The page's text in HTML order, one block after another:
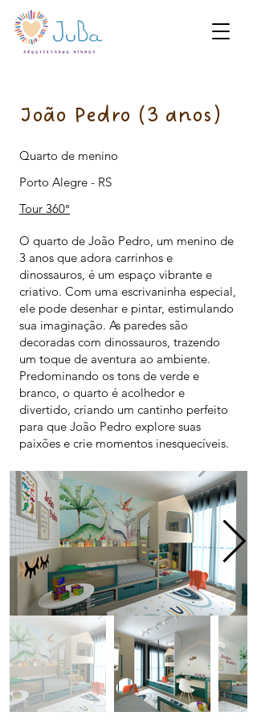
João Pedro (3 anos)
Quarto de menino
Porto Alegre - RS
Tour 360°
O quarto de João Pedro, um menino de
3 anos que adora carrinhos e
dinossauros, é um espaço vibrante e
criativo. Com uma escrivaninha especial,
ele pode desenhar e pintar, estimulando
sua imaginação. As paredes são
decoradas com dinossauros, trazendo
um toque de aventura ao ambiente.
Predominando os tons de verde e
branco, o quarto é acolhedor e
divertido, criando um cantinho perfeito
para que João Pedro explore suas
paixões e crie momentos inesquecíveis.